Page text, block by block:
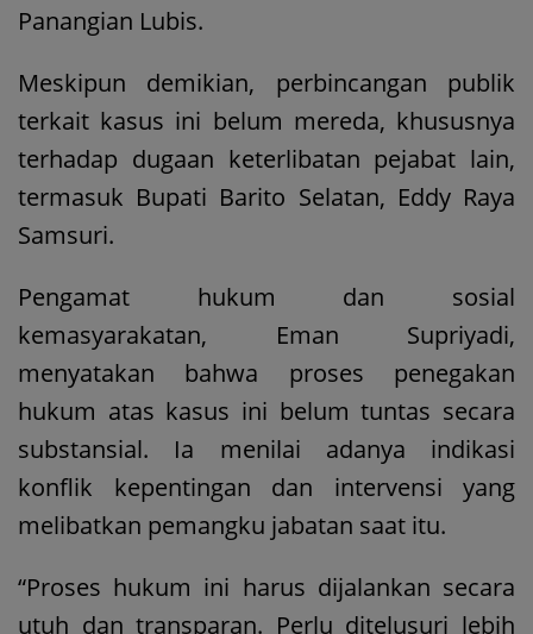
Panangian Lubis.
Meskipun demikian, perbincangan publik
terkait kasus ini belum mereda, khususnya
terhadap dugaan keterlibatan pejabat lain,
termasuk Bupati Barito Selatan, Eddy Raya
Samsuri.
Pengamat hukum dan sosial
kemasyarakatan, Eman Supriyadi,
menyatakan bahwa proses penegakan
hukum atas kasus ini belum tuntas secara
substansial. Ia menilai adanya indikasi
konflik kepentingan dan intervensi yang
melibatkan pemangku jabatan saat itu.
“Proses hukum ini harus dijalankan secara
utuh dan transparan. Perlu ditelusuri lebih